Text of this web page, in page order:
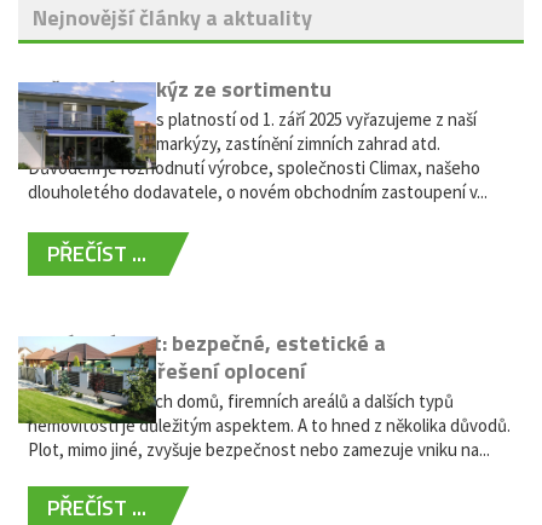
Nejnovější články a aktuality
Vyřazení markýz ze sortimentu
Vážení zákazníci, s platností od 1. září 2025 vyřazujeme z naší
nabídky výsuvné markýzy, zastínění zimních zahrad atd.
Důvodem je rozhodnutí výrobce, společnosti Climax, našeho
dlouholetého dodavatele, o novém obchodním zastoupení v...
PŘEČÍST ...
Hliníkový plot: bezpečné, estetické a
bezúdržbové řešení oplocení
Oplocení rodinných domů, firemních areálů a dalších typů
nemovitostí je důležitým aspektem. A to hned z několika důvodů.
Plot, mimo jiné, zvyšuje bezpečnost nebo zamezuje vniku na...
PŘEČÍST ...